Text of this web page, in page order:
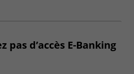
pas d’accès E-Banking